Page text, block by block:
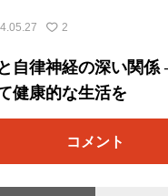
2
自律神経の深い関係
健康的な生活を
コメント